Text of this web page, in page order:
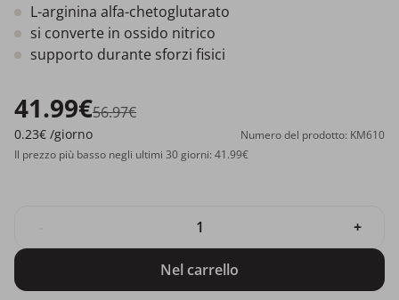
L-arginina alfa-chetoglutarato
si converte in ossido nitrico
supporto durante sforzi fisici
41.99€56.97€
0.23€ /giorno
Numero del prodotto: KM610
Il prezzo più basso negli ultimi 30 giorni: 41.99€
+
Nel carrello